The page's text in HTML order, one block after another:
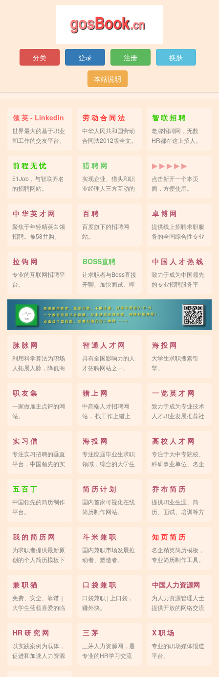
分类 登录 注册 换肤
本站说明
领 英 - Linkedin
世界最大的基于职业
和工作的交友平台。
劳 动 合 同 法
中华人民共和国劳动
合同法2012版全文。
智 联 招 聘
老牌招聘网，无数
HR都在这上招人。
前 程 无 忧
51Job，与智联齐名
的招聘网站。
猎 聘 网
实现企业、猎头和职
业经理人三方互动的
▶ ▶ ▶ ▶ ▶
点击新开一个本页
面，方便使用。
中 华 英 才 网
聚焦于年轻精英白领
招聘。被58并购。
百 聘
百度旗下的招聘网
站。
卓 博 网
提供线上招聘求职服
务的全国综合性专业
拉 钩 网
专业的互联网招聘平
台。
BOSS直聘
让求职者与Boss直接
开聊、加快面试、即
中 国 人 才 热 线
致力于成为中国领先
的专业招聘服务平
脉 脉 网
利用科学算法为职场
人拓展人脉，降低商
智 通 人 才 网
具有全国影响力的人
才招聘网站之一。
海 投 网
大学生求职搜索引
擎。
职 友 集
一家做雇主点评的网
站。
猎 上 网
中高端人才招聘网
站， 找工作上猎上
一 览 英 才 网
致力于成为专业技术
人才职业发展推荐社
实 习 僧
专注实习招聘的垂直
平台，中国领先的实
海 投 网
专注应届毕业生求职
领域，综合的大学生
高 校 人 才 网
专注于大中专院校、
科研事业单位、名企
五 百 丁
中国领先的简历制作
平台。
简 历 计 划
国内首家可视化在线
简历制作网站。
乔 布 简 历
提供职业生涯、简
历、面试、培训等方
我 的 简 历 网
为求职者提供最新原
创的个人简历模板下
斗 米 兼 职
国内兼职市场发展推
动者、塑造者。
知 页 简 历
名企精英简历模板，
专业简历制作工具。
兼 职 猫
免费、安全、靠谱｜
大学生蓝领喜爱的临
口 袋 兼 职
口袋兼职 | 上口袋，
赚外快。
中国人力资源网
为人力资源管理人士
提供开放的网络交流
HR 研 究 网
以实践案例为载体，
促进和加速人力资源
三 茅
三茅人力资源网，是
专业的HR学习交流
X 职 场
专业的职场媒体报道
平台。